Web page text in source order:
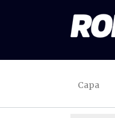
Capa